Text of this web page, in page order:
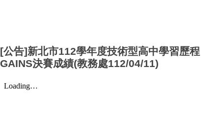
[公告]新北市112學年度技術型高中學習歷程
GAINS決賽成績(教務處112/04/11)